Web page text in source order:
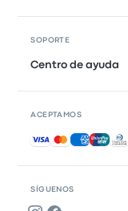
SÍGUENOS
SOPORTE
Centro de ayuda
ACEPTAMOS
Pagos aceptados